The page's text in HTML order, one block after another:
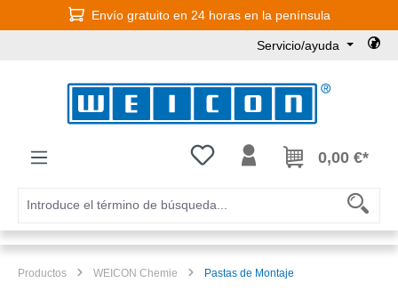
Saltar al contenido principalEnvío gratuito en 24 horas en la península
Servicio/ayuda
Tienes 0 artículos en tu lista de
0,00 €*
Productos WEICON Chemie Pastas de Montaje